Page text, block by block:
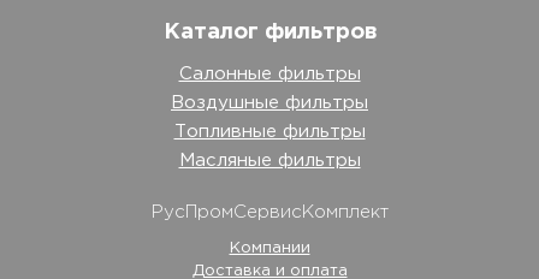
Каталог фильтров
Салонные фильтры
Воздушные фильтры
Топливные фильтры
Масляные фильтры
РусПромСервисКомплект
Компании
Доставка и оплата